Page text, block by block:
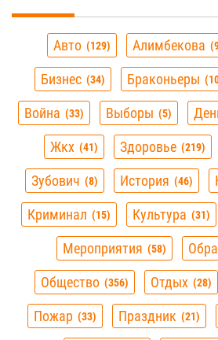
Авто 129 Алимбекова
Бизнес 34 Браконьеры
Война 33 Выборы 5
Жкх 41 Здоровье 219
Зубович 8 История 46
Криминал 15 Культура 31
Мероприятия 58
Общество 356 Отдых 28
Пожар 33 Праздник 21